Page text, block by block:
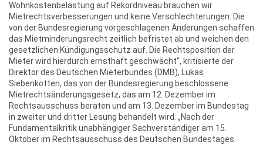
Wohnkostenbelastung auf Rekordniveau brauchen wir
Mietrechtsverbesserungen und keine Verschlechterungen. Die
von der Bundesregierung vorgeschlagenen Änderungen schaffen
das Mietminderungsrecht zeitlich befristet ab und weichen den
gesetzlichen Kündigungsschutz auf. Die Rechtsposition der
Mieter wird hierdurch ernsthaft geschwächt“, kritisierte der
Direktor des Deutschen Mieterbundes (DMB), Lukas
Siebenkotten, das von der Bundesregierung beschlossene
Mietrechtsänderungsgesetz, das am 12. Dezember im
Rechtsausschuss beraten und am 13. Dezember im Bundestag
in zweiter und dritter Lesung behandelt wird. „Nach der
Fundamentalkritik unabhängiger Sachverständiger am 15.
Oktober im Rechtsausschuss des Deutschen Bundestages